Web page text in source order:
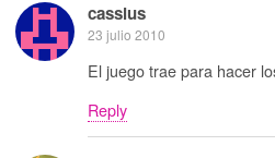
cassius
23 julio 2010
El juego trae para hacer
Reply